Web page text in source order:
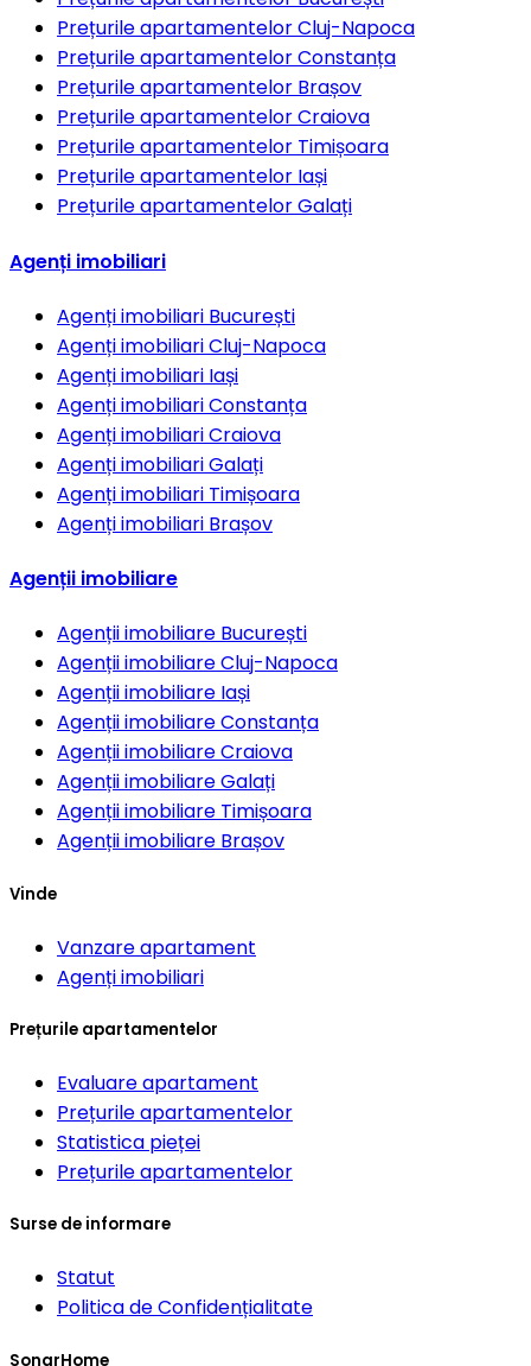
Prețurile apartamentelorCluj-Napoca
Prețurile apartamentelorConstanța
Prețurile apartamentelor Brașov
Prețurile apartamentelorCraiova
Prețurile apartamentelor Timișoara
Prețurile apartamentelor Iași
Prețurile apartamentelorGalați
Agenți imobiliari
Agenți imobiliari București
Agenți imobiliariCluj-Napoca
Agenți imobiliari Iași
Agenți imobiliariConstanța
Agenți imobiliariCraiova
Agenți imobiliariGalați
Agenți imobiliari Timișoara
Agenți imobiliari Brașov
Agenții imobiliare
Agenții imobiliare București
Agenții imobiliareCluj-Napoca
Agenții imobiliare Iași
Agenții imobiliareConstanța
Agenții imobiliareCraiova
Agenții imobiliareGalați
Agenții imobiliare Timișoara
Agenții imobiliare Brașov
Vinde
Vanzare apartament
Agenți imobiliari
Prețurile apartamentelor
Evaluare apartament
Prețurile apartamentelor
Statistica pieței
Prețurile apartamentelor
Surse de informare
Statut
Politica de Confidențialitate
SonarHome